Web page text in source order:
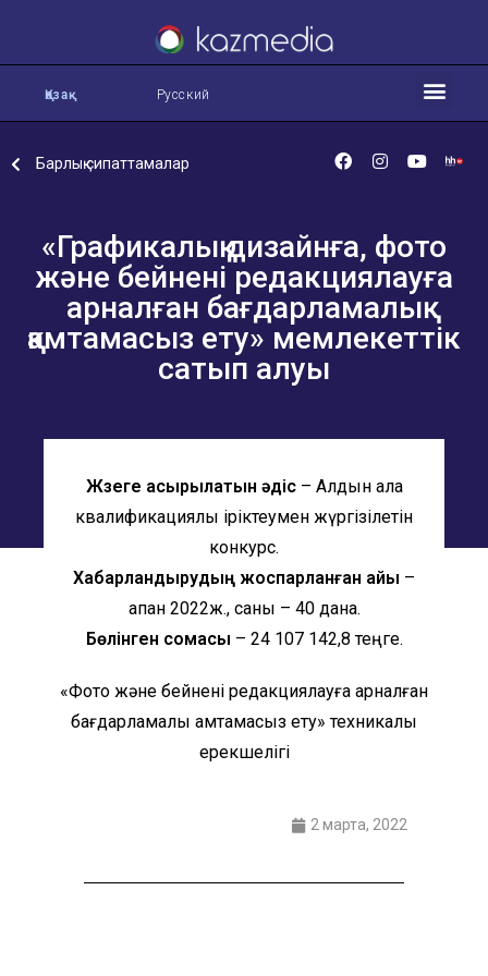
Қазақ Русский
Барлық сипаттамалар
«Графикалық дизайнға, фото
және бейнені редакциялауға
арналған бағдарламалық
қамтамасыз ету» мемлекеттік
сатып алуы
Жүзеге асырылатын әдіс– Алдын ала
квалификациялық іріктеумен жүргізілетін
конкурс.
Хабарландырудың жоспарланған айы –
ақпан 2022ж., саны – 40 дана.
Бөлінген сомасы – 24 107 142,8 теңге.
«Фото және бейнені редакциялауға арналған
бағдарламалық қамтамасыз ету» техникалық
ерекшелігі
2 марта, 2022